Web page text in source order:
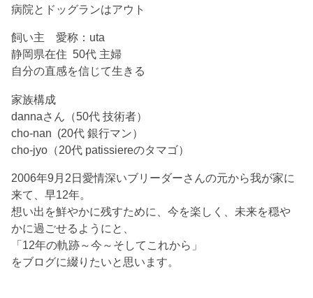
病院とドッグランはアウト
飼い主 愛称：uta
静岡県在住 50代 主婦
自分の直感を信じて生きる
家族構成
dannaさん（50代 技術者）
cho-nan (20代 銀行マン）
cho-jyo（20代 patissiereのタマゴ）
2006年9月2日愛情深いブリーダーさんの元から我が家に
来て、早12年。
想い出を鮮やかに残すために、今を楽しく、未来を穏や
かに過ごせるようにと、
「12年の軌跡～今～そしてこれから」
をブログに綴りたいと思います。